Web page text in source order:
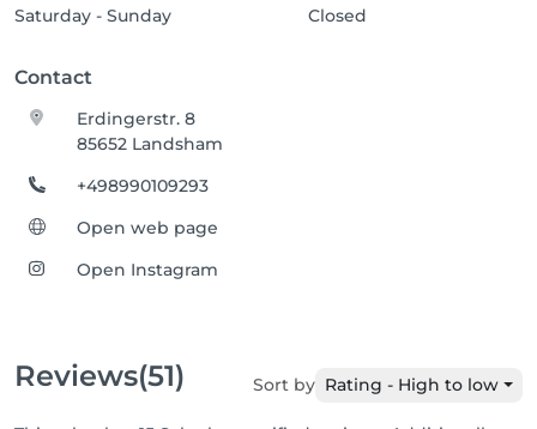
Saturday - Sunday
Closed
Contact
Erdingerstr. 8
85652 Landsham
+498990109293
Open web page
Open Instagram
Reviews(51) Sort by Rating - High to low